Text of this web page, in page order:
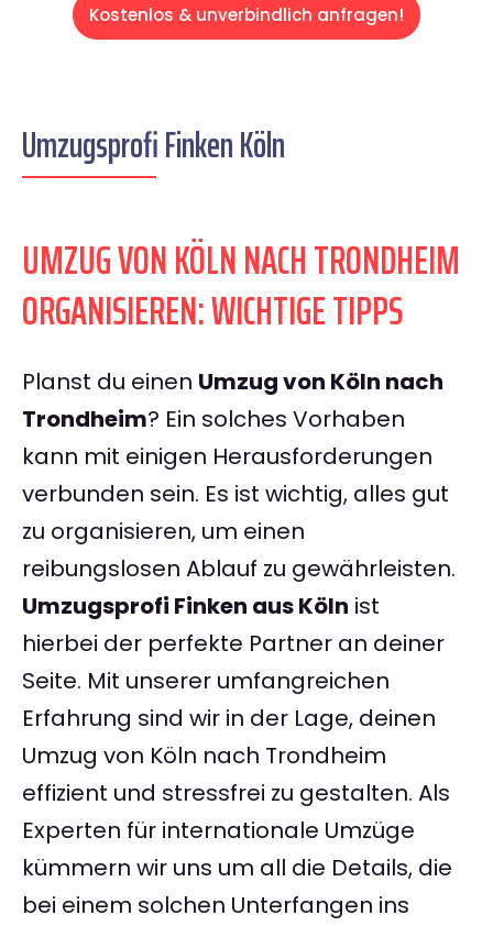
Kostenlos & unverbindlich anfragen!
Umzugsprofi Finken Köln
UMZUG VON KÖLN NACH TRONDHEIM
ORGANISIEREN: WICHTIGE TIPPS
Planst du einen Umzug von Köln nach
Trondheim? Ein solches Vorhaben
kann mit einigen Herausforderungen
verbunden sein. Es ist wichtig, alles gut
zu organisieren, um einen
reibungslosen Ablauf zu gewährleisten.
Umzugsprofi Finken aus Köln ist
hierbei der perfekte Partner an deiner
Seite. Mit unserer umfangreichen
Erfahrung sind wir in der Lage, deinen
Umzug von Köln nach Trondheim
effizient und stressfrei zu gestalten. Als
Experten für internationale Umzüge
kümmern wir uns um all die Details, die
bei einem solchen Unterfangen ins